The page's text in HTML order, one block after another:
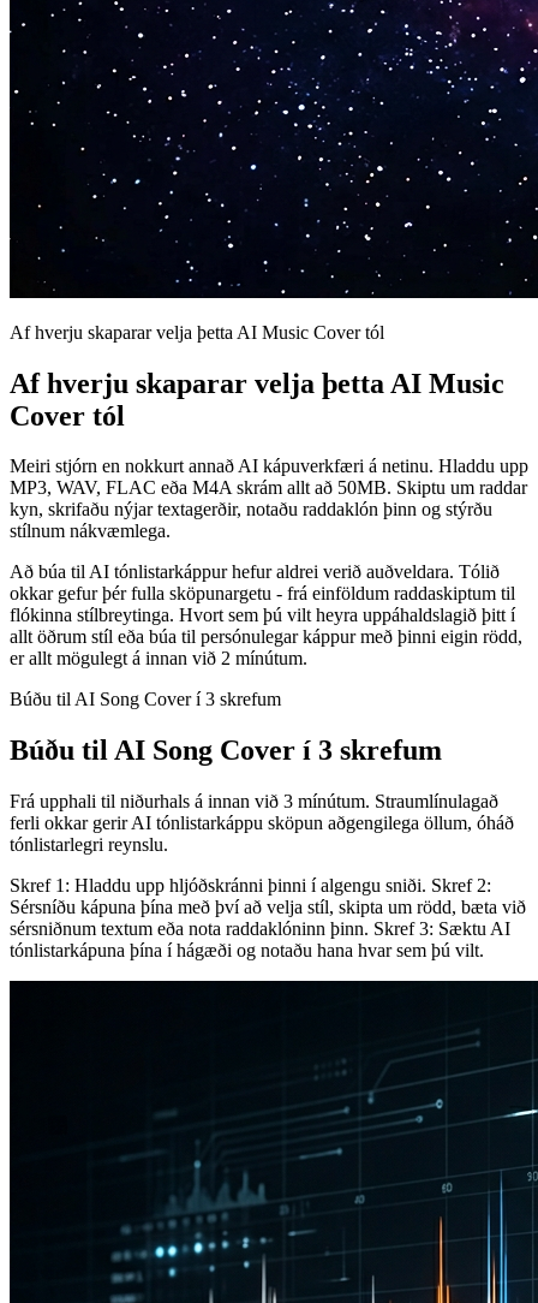
Af hverju skaparar velja þetta AI Music Cover tól
Af hverju skaparar velja þetta AI Music
Cover tól
Meiri stjórn en nokkurt annað AI kápuverkfæri á netinu. Hladdu upp
MP3, WAV, FLAC eða M4A skrám allt að 50MB. Skiptu um raddar
kyn, skrifaðu nýjar textagerðir, notaðu raddaklón þinn og stýrðu
stílnum nákvæmlega.
Að búa til AI tónlistarkáppur hefur aldrei verið auðveldara. Tólið
okkar gefur þér fulla sköpunargetu - frá einföldum raddaskiptum til
flókinna stílbreytinga. Hvort sem þú vilt heyra uppáhaldslagið þitt í
allt öðrum stíl eða búa til persónulegar káppur með þinni eigin rödd,
er allt mögulegt á innan við 2 mínútum.
Búðu til AI Song Cover í 3 skrefum
Búðu til AI Song Cover í 3 skrefum
Frá upphali til niðurhals á innan við 3 mínútum. Straumlínulagað
ferli okkar gerir AI tónlistarkáppu sköpun aðgengilega öllum, óháð
tónlistarlegri reynslu.
Skref 1: Hladdu upp hljóðskránni þinni í algengu sniði. Skref 2:
Sérsníðu kápuna þína með því að velja stíl, skipta um rödd, bæta við
sérsniðnum textum eða nota raddaklóninn þinn. Skref 3: Sæktu AI
tónlistarkápuna þína í hágæði og notaðu hana hvar sem þú vilt.